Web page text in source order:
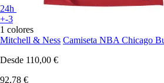
24h
+-3
1 colores
Mitchell & Ness Camiseta NBA Chicago
Desde 110,00 €
92,78 €